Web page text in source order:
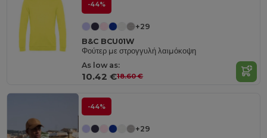
-44%
+29
B&C BCU01W
Φούτερ με στρογγυλή λαιμόκοψη
As low as:
10.42 €18.60 €
-44%
+29